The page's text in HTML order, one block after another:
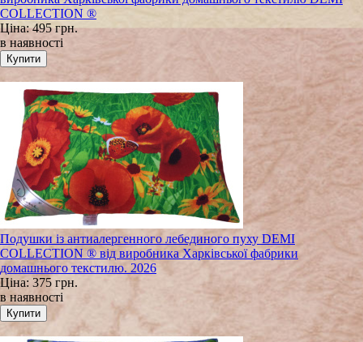
COLLECTION ®
Ціна:495 грн.
в наявності
Подушки із антиалергенного лебединого пуху DEMI
COLLECTION ® від виробника Харківської фабрики
домашнього текстилю. 2026
Ціна: 375 грн.
в наявності